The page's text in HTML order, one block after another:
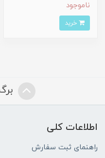
ناموجود
اطلاعات کلی
راهنمای ثبت سفارش